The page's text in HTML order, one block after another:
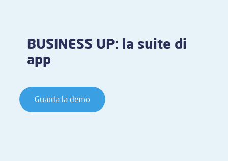
BUSINESS UP: la suite di
app
Guarda la demo